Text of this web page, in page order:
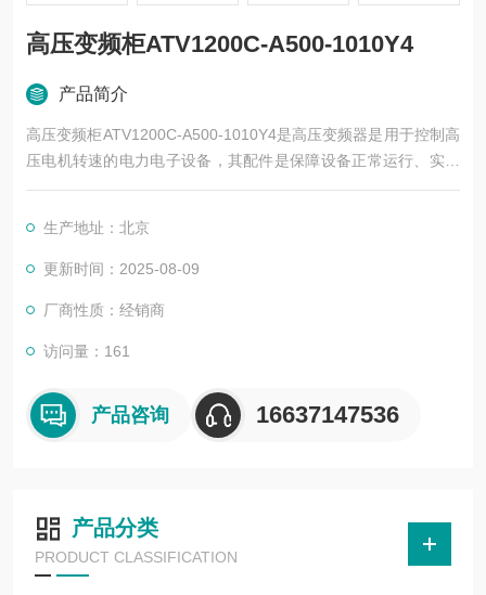
高压变频柜ATV1200C-A500-1010Y4
产品简介
高压变频柜ATV1200C-A500-1010Y4是高压变频器是用于控制高
压电机转速的电力电子设备，其配件是保障设备正常运行、实现
功能扩展及维护维修的重要组成部分。这些配件种类繁多，涵盖
生产地址：北京
更新时间：2025-08-09
厂商性质：经销商
访问量：161
产品咨询 16637147536
产品分类
PRODUCT CLASSIFICATION